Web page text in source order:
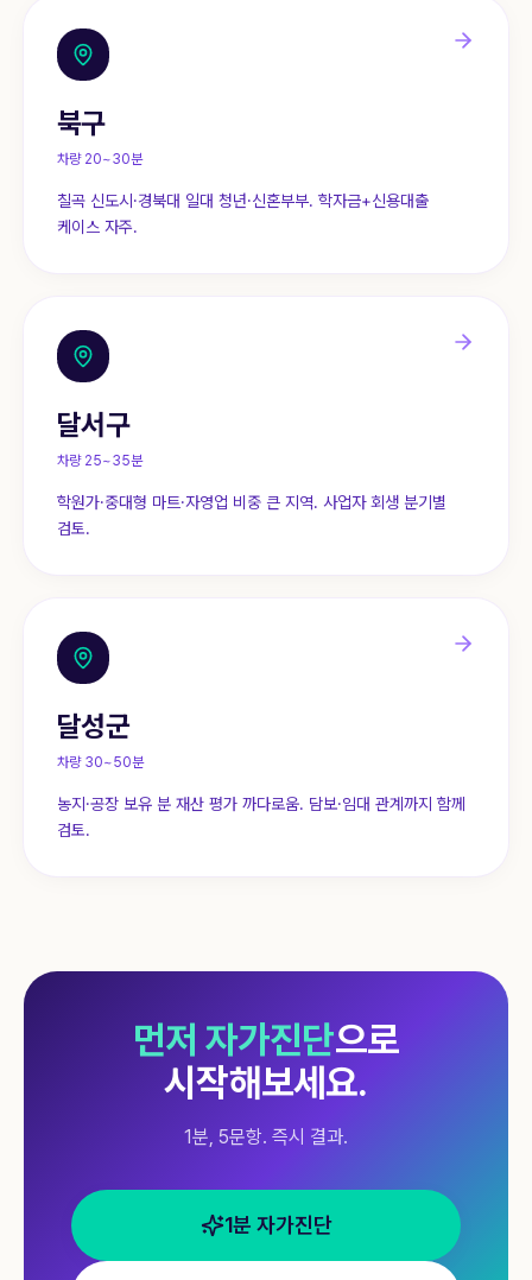
북구
차량 20~30분
칠곡 신도시·경북대 일대 청년·신혼부부. 학자금+신용대출
케이스 자주.
달서구
차량 25~35분
학원가·중대형 마트·자영업 비중 큰 지역. 사업자 회생 분기별
검토.
달성군
차량 30~50분
농지·공장 보유 분 재산 평가 까다로움. 담보·임대 관계까지 함께
검토.
먼저 자가진단으로
시작해보세요.
1분, 5문항. 즉시 결과.
1분 자가진단